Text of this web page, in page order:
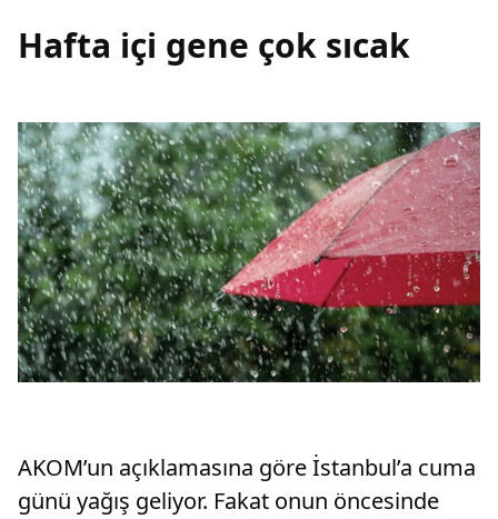
Hafta içi gene çok sıcak
AKOM’un açıklamasına göre İstanbul’a cuma
günü yağış geliyor. Fakat onun öncesinde